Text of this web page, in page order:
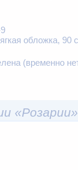
обложка, 90
(временно
«Розарии»